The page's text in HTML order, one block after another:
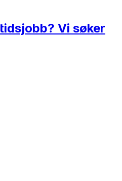
Vi søker